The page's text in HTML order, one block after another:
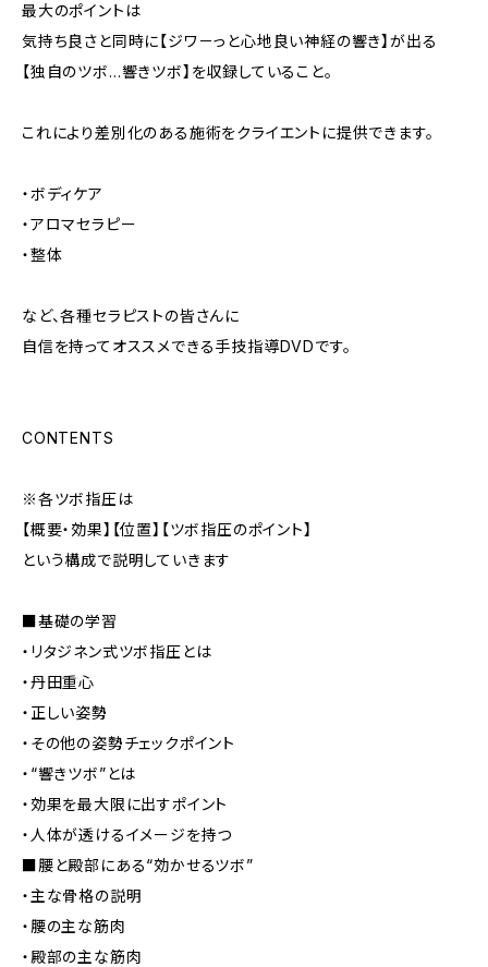
最大のポイントは
気持ち良さと同時に【ジワ－っと心地良い神経の響き】が出る
【独自のツボ…響きツボ】を収録していること。
これにより差別化のある施術をクライエントに提供できます。
・ボディケア
・アロマセラピー
・整体
など、各種セラピストの皆さんに
自信を持ってオススメできる手技指導DVDです。
CONTENTS
※各ツボ指圧は
【概要・効果】【位置】【ツボ指圧のポイント】
という構成で説明していきます
■基礎の学習
・リタジネン式ツボ指圧とは
・丹田重心
・正しい姿勢
・その他の姿勢チェックポイント
・“響きツボ”とは
・効果を最大限に出すポイント
・人体が透けるイメージを持つ
■腰と殿部にある“効かせるツボ”
・主な骨格の説明
・腰の主な筋肉
・殿部の主な筋肉